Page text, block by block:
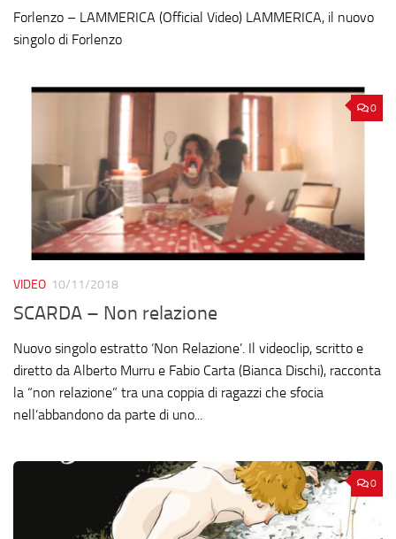
Forlenzo – LAMMERICA (Official Video) LAMMERICA, il nuovo
singolo di Forlenzo
0
VIDEO 10/11/2018
SCARDA – Non relazione
Nuovo singolo estratto ‘Non Relazione’. Il videoclip, scritto e
diretto da Alberto Murru e Fabio Carta (Bianca Dischi), racconta
la “non relazione” tra una coppia di ragazzi che sfocia
nell’abbandono da parte di uno...
0